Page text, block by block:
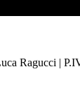
Ragucci |